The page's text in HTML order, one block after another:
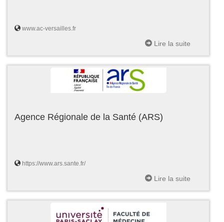
www.ac-versailles.fr
Lire la suite
Agence Régionale de la Santé (ARS)
https://www.ars.sante.fr/
Lire la suite